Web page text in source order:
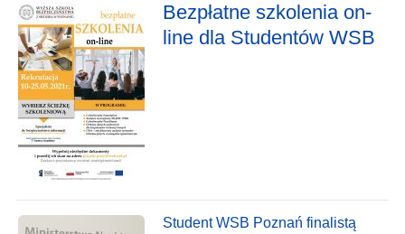
Bezpłatne szkolenia on-
line dla Studentów WSB
Student WSB Poznań finalistą